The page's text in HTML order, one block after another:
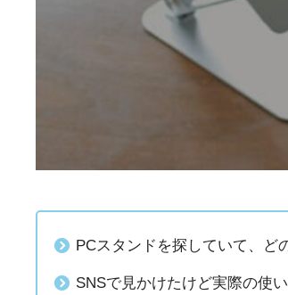
PCスタンドを探していて、
SNSで見かけたけど実際の使